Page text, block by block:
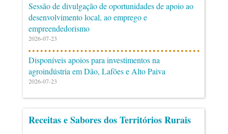
Sessão de divulgação de oportunidades de apoio ao
desenvolvimento local, ao emprego e
empreendedorismo
2026-07-23
Disponíveis apoios para investimentos na
agroindústria em Dão, Lafões e Alto Paiva
2026-07-23
Receitas e Sabores dos Territórios Rurais